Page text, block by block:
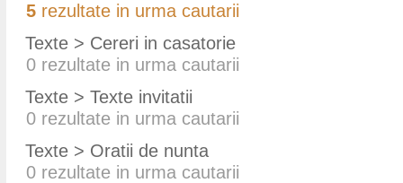
5 rezultate in urma cautarii
Texte > Cereri in casatorie
0 rezultate in urma cautarii
Texte > Texte invitatii
0 rezultate in urma cautarii
Texte > Oratii de nunta
0 rezultate in urma cautarii